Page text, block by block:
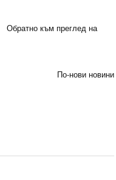
Обратно към преглед на
По-нови новини